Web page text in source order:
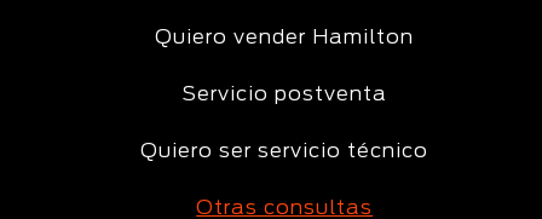
Quiero vender Hamilton
Servicio postventa
Quiero ser servicio técnico
Otras consultas